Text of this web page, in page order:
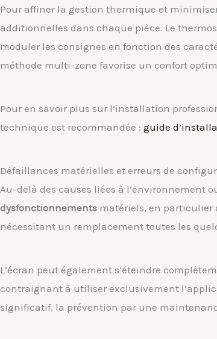
Pour affiner la gestion thermique et
additionnelles dans chaque pièce. Le
moduler les consignes en fonction des
méthode multi-zone favorise un confort
Pour en savoir plus sur l’installation
technique est recommandée : guide
Défaillances matérielles et erreurs de
Au-delà des causes liées à l’environnement
dysfonctionnements matériels, en particulier
nécessitant un remplacement toutes les
L’écran peut également s’éteindre
contraignant à utiliser exclusivement
significatif, la prévention par une